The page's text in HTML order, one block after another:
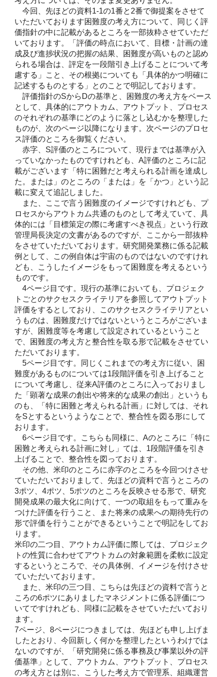
今回、先ほどの資料1-1の1番と2番で御提案をさせて
いただいております困難度の考え方について、同じく評
価指針の中に記載があるところを一部抜粋させていただ
いております。「評価の時点において、目標・計画の達
成及び進捗状況の把握の結果、困難度が高いものと認め
られる場合は、評定を一段階引き上げることについて考
慮する」こと、その根拠についても「具体的かつ明確に
記述するものとする」とのことで明記しております。
評価指針のSからDの基準と、困難度の考え方をベース
として、具体的にアウトカム、アウトプット、プロセス
のそれぞれの基準にどのように落とし込むかを整理した
ものが、次のページ以降になります。次ページのプロセ
ス評価のところを御覧ください。
赤字、S評価のところについて、現行までは基準が入
っていなかったものですけれども、A評価のところに記
載がございます「特に困難だと考えられる計画を達成し
た。または」のところの「または」を「かつ」という記
載に変えて追記しました。
また、ここで言う困難度のイメージですけれども、プ
ロセスからアウトカム共通のものとして考えていて、具
体的には「目標策定の際に考慮すべき視点」という行政
管理局長決定の文書があるのですが、ここから一部抜粋
をさせていただいております。研究開発業務に係る記載
例として、この例自体は宇宙のものではないのですけれ
ども、こうしたイメージをもって困難度を考えるという
ものです。
4ページ目です。現行の基準においても、プロジェク
トごとのサクセスクライテリアを参照してアウトプット
評価をするとしており、このサクセスクライテリアとい
うものは、困難度だけではないというところがございま
すが、困難度等を考慮して設定されているということ
で、困難度の考え方と整合性を取る形で記載をさせてい
ただいております。
5ページ目です。同じくこれまでの考え方に従い、困
難度があるものについては1段階評価を引き上げること
について考慮し、従来A評価のところに入っておりまし
た「顕著な成果の創出や将来的な成果の創出」というも
のも、「特に困難と考えられる計画」に対しては、それ
をSとするというようなことで、整合性を図る形にして
おります。
6ページ目です。こちらも同様に、Aのところに「特に
困難と考えられる計画に対し」ては、1段階評価を引き
上げることで、整合性を図っております。
その他、米印のところに赤字のところを今回つけさせ
ていただいておりまして、先ほどの資料で言うところの
3ポツ、4ポツ、5ポツのところを反映させる形で、研究
開発成果の最大化に向けて、一つの取組をもって重みを
つけた評価を行うこと、また将来の成果への期待先行の
形で評価を行うことができるということで明記をしてお
ります。
米印の二つ目、アウトカム評価に際しては、プロジェク
トの性質に合わせてアウトカムの対象範囲を柔軟に設定
するというところで、その具体例、イメージを付けさせ
ていただいております。
また、米印の三つ目、こちらは先ほどの資料で言うと
ころの6ポツにありましたマネジメントに係る評価につ
いてですけれども、同様に記載をさせていただいており
ます。
7ページ、8ページにつきましては、先ほども申し上げま
したとおり、今回新しく何かを整理したというわけでは
ないのですが、「研究開発に係る事務及び事業以外の評
価基準」として、アウトカム、アウトプット、プロセス
の考え方とは別に、こうした考え方で管理系、組織運営